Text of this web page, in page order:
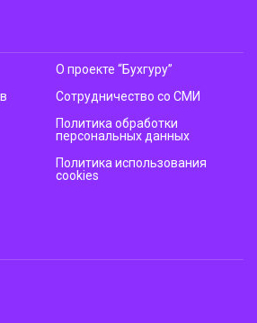
О проекте “Бухгуру”
Сотрудничество со СМИ
Политика обработки
персональных данных
Политика использования
cookies